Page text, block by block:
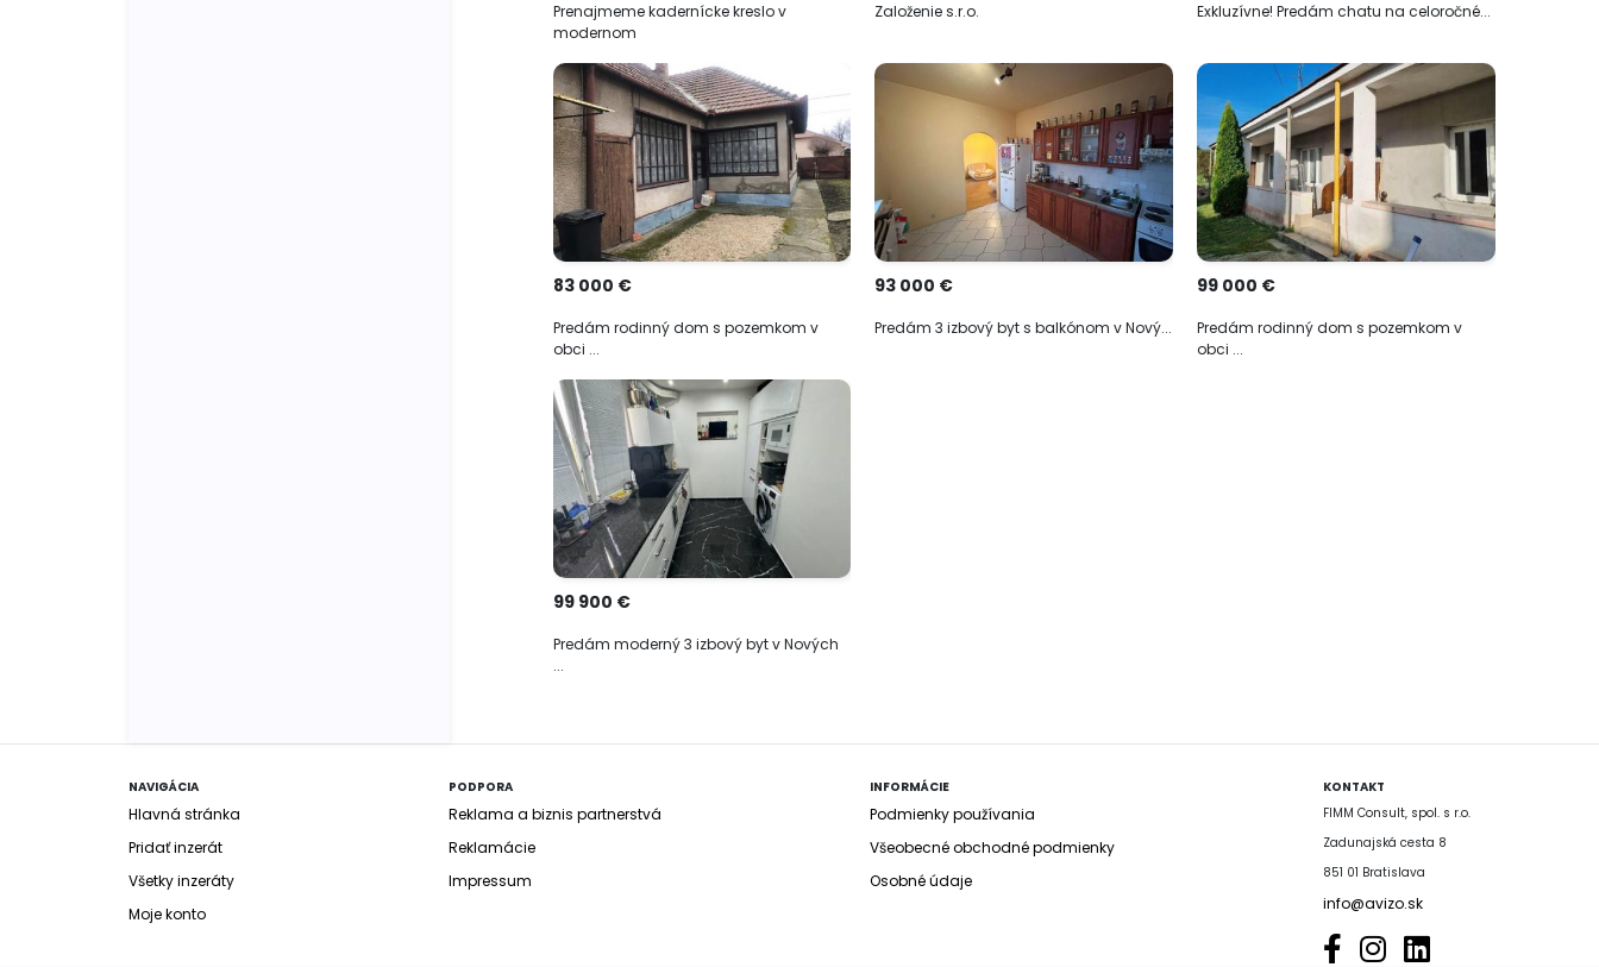
Prenajmeme kadernícke kreslo v
modernom
Založenie s.r.o. Exkluzívne! Predám chatu na celoročné...
83 000 €
Predám rodinný dom s pozemkom v
obci ...
93 000 €
Predám 3 izbový byt s balkónom v Nový...
99 000 €
Predám rodinný dom s pozemkom v
obci ...
99 900 €
Predám moderný 3 izbový byt v Nových
...
NAVIGÁCIA
Hlavná stránka
Pridať inzerát
Všetky inzeráty
Moje konto
PODPORA
Reklama a biznis partnerstvá
Reklamácie
Impressum
INFORMÁCIE
Podmienky používania
Všeobecné obchodné podmienky
Osobné údaje
KONTAKT
FIMM Consult, spol. s r.o.
Zadunajská cesta 8
851 01 Bratislava
info@avizo.sk